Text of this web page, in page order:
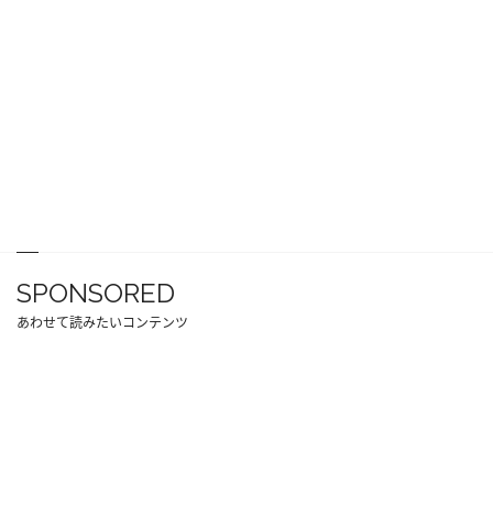
SPONSORED
あわせて読みたいコンテンツ